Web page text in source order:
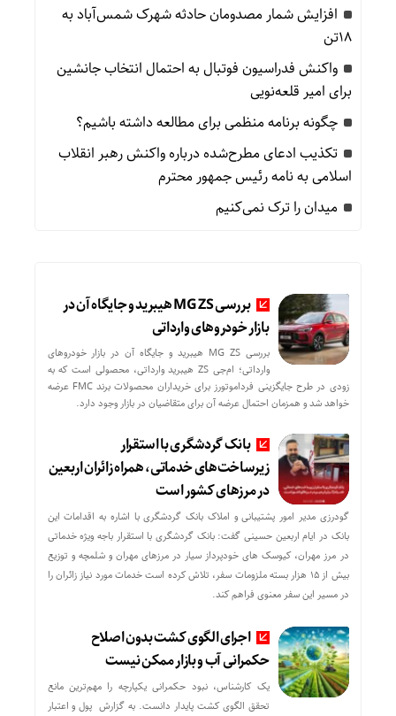
افزایش شمار مصدومان حادثه شهرک شمس‌آباد به
۱۸تن
واکنش فدراسیون فوتبال به احتمال انتخاب جانشین
برای امیر قلعه‌نویی
چگونه برنامه منظمی برای مطالعه داشته باشیم؟
تکذیب ادعای مطرح‌شده درباره واکنش رهبر انقلاب
اسلامی به نامه رئیس جمهور محترم
میدان را ترک نمی‌کنیم
بررسی MG ZS هیبرید و جایگاه آن در
بازار خودروهای وارداتی
بررسی MG ZS هیبرید و جایگاه آن در بازار خودروهای
وارداتی؛ ام‌جی ZS هیبرید وارداتی، محصولی است که به
زودی در طرح جایگزینی فرداموتورز برای خریداران محصولات برند FMC عرضه
خواهد شد و همزمان احتمال عرضه آن برای متقاضیان در بازار وجود دارد.
بانک گردشگری با استقرار
زیرساخت‌های خدماتی، همراه زائران اربعین
در مرزهای کشور است
گودرزی مدیر امور پشتیبانی و املاک بانک گردشگری با اشاره به اقدامات این
بانک در ایام اربعین حسینی گفت: بانک گردشگری با استقرار باجه ویژه خدماتی
در مرز مهران، کیوسک های خودپرداز سیار در مرزهای مهران و شلمچه و توزیع
بیش از ۱۵ هزار بسته ملزومات سفر، تلاش کرده است خدمات مورد نیاز زائران را
در مسیر این سفر معنوی فراهم کند.
اجرای الگوی کشت بدون اصلاح
حکمرانی آب و بازار ممکن نیست
یک کارشناس، نبود حکمرانی یکپارچه را مهم‌ترین مانع
تحقق الگوی کشت پایدار دانست. به گزارش پول و اعتبار